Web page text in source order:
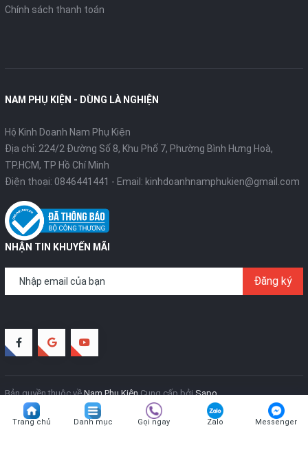
Chính sách thanh toán
NAM PHỤ KIỆN - DÙNG LÀ NGHIỆN
Hộ Kinh Doanh Nam Phụ Kiện
Địa chỉ: 224/2 Đường Số 8, Khu Phố 7, Phường Bình Hưng Hoà,
TP.HCM, TP Hồ Chí Minh
Điện thoại: 0846441441 - Email: kinhdoanhnamphukien@gmail.com
NHẬN TIN KHUYẾN MÃI
Đăng ký
Bản quyền thuộc vềNam Phụ Kiện Cung cấp bởiSapo
Trang chủ Danh mục Gọi ngay Zalo Messenger